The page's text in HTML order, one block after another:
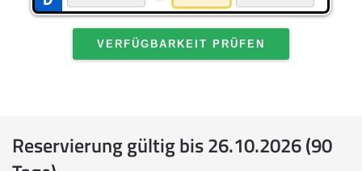
VERFÜGBARKEIT PRÜFEN
Reservierung gültig bis 26.10.2026 (90